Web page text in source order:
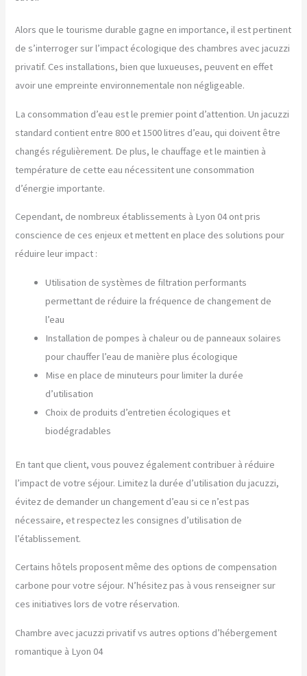
Alors que le tourisme durable gagne en importance, il est pertinent
de s’interroger sur l’impact écologique des chambres avec jacuzzi
privatif. Ces installations, bien que luxueuses, peuvent en effet
avoir une empreinte environnementale non négligeable.
La consommation d’eau est le premier point d’attention. Un jacuzzi
standard contient entre 800 et 1500 litres d’eau, qui doivent être
changés régulièrement. De plus, le chauffage et le maintien à
température de cette eau nécessitent une consommation
d’énergie importante.
Cependant, de nombreux établissements à Lyon 04 ont pris
conscience de ces enjeux et mettent en place des solutions pour
réduire leur impact :
Utilisation de systèmes de filtration performants
permettant de réduire la fréquence de changement de
l’eau
Installation de pompes à chaleur ou de panneaux solaires
pour chauffer l’eau de manière plus écologique
Mise en place de minuteurs pour limiter la durée
d’utilisation
Choix de produits d’entretien écologiques et
biodégradables
En tant que client, vous pouvez également contribuer à réduire
l’impact de votre séjour. Limitez la durée d’utilisation du jacuzzi,
évitez de demander un changement d’eau si ce n’est pas
nécessaire, et respectez les consignes d’utilisation de
l’établissement.
Certains hôtels proposent même des options de compensation
carbone pour votre séjour. N’hésitez pas à vous renseigner sur
ces initiatives lors de votre réservation.
Chambre avec jacuzzi privatif vs autres options d’hébergement
romantique à Lyon 04